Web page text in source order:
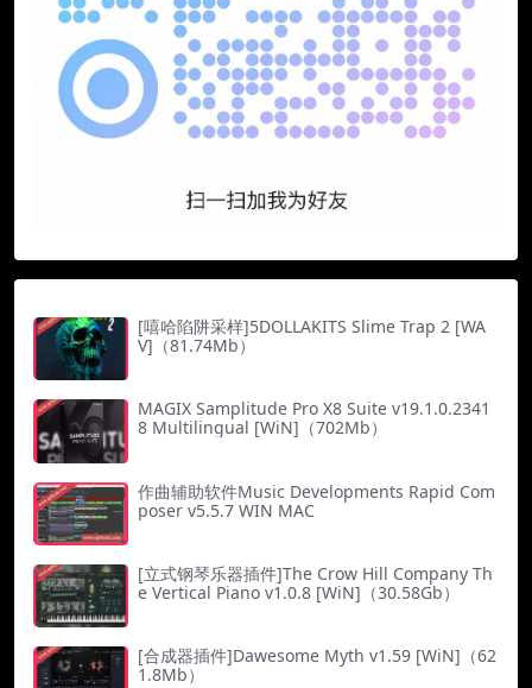
[嘻哈陷阱采样]5DOLLAKITS Slime Trap 2 [WA
V]（81.74Mb）
MAGIX Samplitude Pro X8 Suite v19.1.0.2341
8 Multilingual [WiN]（702Mb）
作曲辅助软件Music Developments Rapid Com
poser v5.5.7 WIN MAC
[立式钢琴乐器插件]The Crow Hill Company Th
e Vertical Piano v1.0.8 [WiN]（30.58Gb）
[合成器插件]Dawesome Myth v1.59 [WiN]（62
1.8Mb）